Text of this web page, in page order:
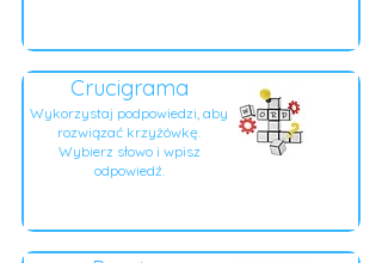
Crucigrama
Wykorzystaj podpowiedzi, aby
rozwiązać krzyżówkę.
Wybierz słowo i wpisz
odpowiedź.